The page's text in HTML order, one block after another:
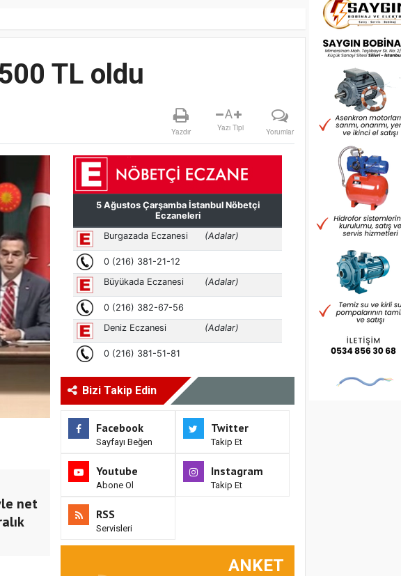
TL oldu
Yazdır
A
Yazı Tipi Yorumlar
net
Bizi Takip Edin
Facebook
Sayfayı Beğen
Twitter
Takip Et
Youtube
Abone Ol
Instagram
Takip Et
RSS
Servisleri
ANKET